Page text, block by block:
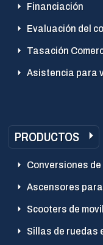
Financiación
Evaluación del
Tasación
Asistencia para
PRODUCTOS
Conversiones
Ascensores
Scooters de
Sillas de ruedas